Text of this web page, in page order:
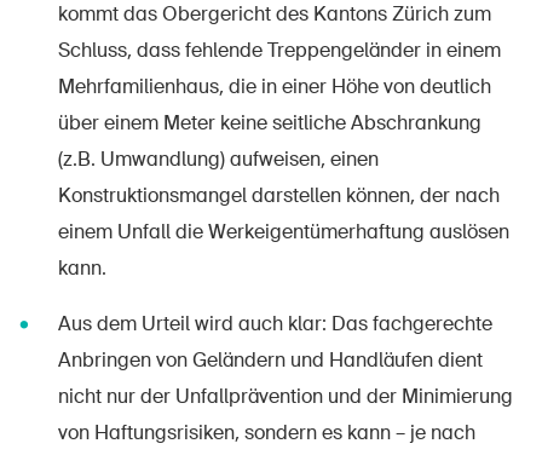
FR IT EN
Startseite
Newsletter abonnieren
kommt das Obergericht des Kantons Zürich zum
Schluss, dass fehlende Treppengeländer in einem
Mehrfamilienhaus, die in einer Höhe von deutlich
über einem Meter keine seitliche Abschrankung
(z.B. Umwandlung) aufweisen, einen
Konstruktionsmangel darstellen können, der nach
einem Unfall die Werkeigentümerhaftung auslösen
kann.
Aus dem Urteil wird auch klar: Das fachgerechte
Anbringen von Geländern und Handläufen dient
nicht nur der Unfallprävention und der Minimierung
von Haftungsrisiken, sondern es kann – je nach